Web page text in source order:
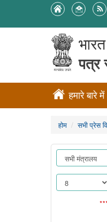
पत्र
हमारे बारे में
होम सभी प्रेस